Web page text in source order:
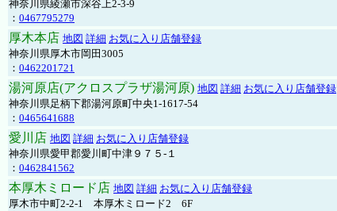
神奈川県綾瀬市深谷上2-3-9
： 0467795279
厚木本店 地図 詳細 お気に入り店舗登録
神奈川県厚木市岡田3005
： 0462201721
湯河原店(アクロスプラザ湯河原) 地図 詳細 お気に入り店舗登録
神奈川県足柄下郡湯河原町中央1-1617-54
： 0465641688
愛川店 地図 詳細 お気に入り店舗登録
神奈川県愛甲郡愛川町中津９７５-１
： 0462841562
本厚木ミロード店 地図 詳細 お気に入り店舗登録
厚木市中町2-2-1 本厚木ミロード2 6F